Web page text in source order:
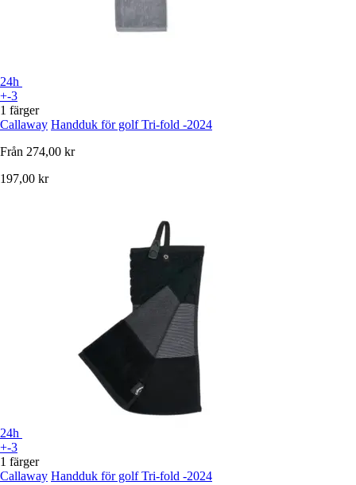
24h
+-3
1 färger
Callaway Handduk för golf Tri-fold -2024
Från 274,00 kr
197,00 kr
24h
+-3
1 färger
Callaway Handduk för golf Tri-fold -2024